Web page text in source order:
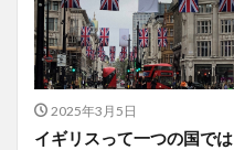
2025年3月5日
イギリスって一つの国では